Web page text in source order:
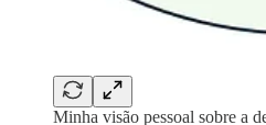
Minha visão pessoal sobre a